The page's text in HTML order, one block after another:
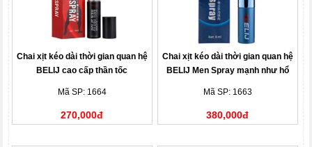
Chai xịt kéo dài thời gian quan hệ
BELIJ cao cấp thần tốc
Mã SP: 1664
270,000đ
Chai xịt kéo dài thời gian quan hệ
BELIJ Men Spray mạnh như hổ
Mã SP: 1663
380,000đ